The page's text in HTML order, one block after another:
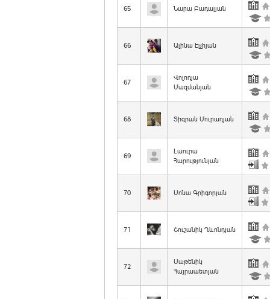
65 Նարա Բադալյան
66 Ալինա Էլչիյան
67
Վոլոդյա
Մազմանյան
68 Տիգրան Մուրադյան
69
Լաուրա
Հարությունյան
70 Սոնա Գրիգորյան
71 Շուշանիկ Ղևոնդյան
72
Սաթենիկ
Հայրապետյան